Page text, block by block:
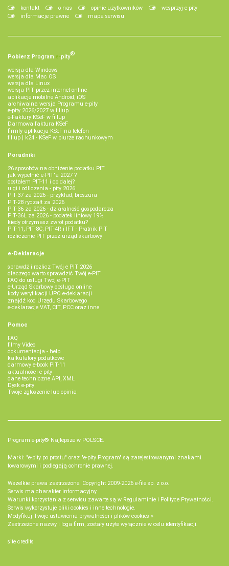
kontakt o nas opinie użytkowników
wesprzyj e-pity
informacje prawne
mapa serwisu
Pobierz Program e‑pity®
wersja dla Windows
wersja dla Mac OS
wersja dla Linux
wersja PIT przez internet online
aplikacje mobilne Android, iOS
archiwalna wersja Programu e-pity
e-pity 2026/2027 w fillup
e‑Faktury KSeF w fillup
Darmowa faktura KSeF
firmly aplikacja KSeF na telefon
fillup | k24 - KSeF w biurze rachunkowym
Poradniki
26 sposobów na obniżenie podatku PIT
jak wypełnić e-PIT'a 2027 ?
dostałem PIT-11 i co dalej?
ulgi i odliczenia - pity 2026
PIT-37 za 2026 - przykład, broszura
PIT-28 ryczałt za 2026
PIT-36 za 2026 - działalność gospodarcza
PIT-36L za 2026 - podatek liniowy 19%
kiedy otrzymasz zwrot podatku?
PIT-11, PIT-8C, PIT-4R i IFT - Płatnik PIT
rozliczenie PIT przez urząd skarbowy
e-Deklaracje
sprawdź i rozlicz Twój e PIT 2026
dlaczego warto sprawdzić Twój e-PIT
FAQ do usługi Twój e-PIT
e-Urząd Skarbowy obsługa online
kody weryfikacji UPO e-deklaracji
znajdź kod Urzędu Skarbowego
e-deklaracje VAT, CIT, PCC oraz inne
Pomoc
FAQ
filmy Video
dokumentacja - help
kalkulatory podatkowe
darmowy e-book PIT-11
aktualności e-pity
dane techniczne API, XML
Dysk e-pity
Twoje zgłoszenie lub opinia
Program e-pity® Najlepsze w POLSCE.
Marki: "e-pity po prostu" oraz "e-pity Program" są zarejestrowanymi znakami
towarowymi i podlegają ochronie prawnej.
Wszelkie prawa zastrzeżone. Copyright 2009-2026 e-file sp. z o.o.
Serwis ma charakter informacyjny.
Warunki korzystania z serwisu zawarte są w Regulaminie i Polityce Prywatności.
Serwis wykorzystuje pliki cookies i inne technologie.
Modyfikuj Twoje ustawienia prywatności i plików cookies »
Zastrzeżone nazwy i loga firm, zostały użyte wyłącznie w celu identyfikacji.
site credits